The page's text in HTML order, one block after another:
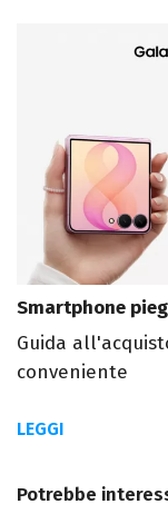
Smartphone
Guida
conveniente
LEGGI
Potrebbe